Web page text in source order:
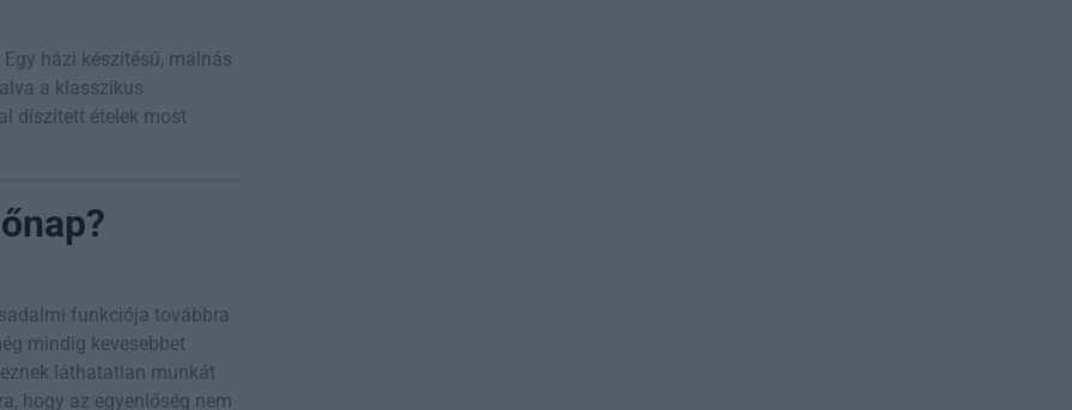
házi készítésű, málnás
a klasszikus
díszített ételek most
funkciója továbbra
mindig kevesebbet
láthatatlan munkát
hogy az egyenlőség nem